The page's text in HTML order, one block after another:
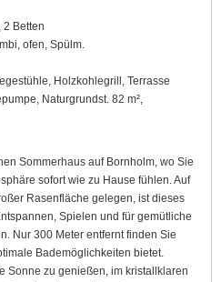
2 Betten
ofen, Spülm.
Holzkohlegrill, Terrasse
Naturgrundst. 82 m²,
Sommerhaus auf Bornholm, wo Sie
sofort wie zu Hause fühlen. Auf
Rasenfläche gelegen, ist dieses
Spielen und für gemütliche
Nur 300 Meter entfernt finden Sie
Bademöglichkeiten bietet.
Sonne zu genießen, im kristallklaren